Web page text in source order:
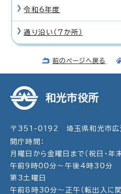
令和6年度
通り沿い（7か所）
前のページへ戻る
和光市役所
〒351-0192 埼玉県和光市広
開庁時間：
月曜日から金曜日まで（祝日・年
午前9時00分～午後4時30分
第3土曜日
午前8時30分～正午（転出入に関